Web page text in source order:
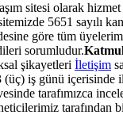
sitesi olarak
5651 sayılı
göre tüm
sorumludur.
şikayetleri İletişim
(üç) iş günü içerisinde
tarafımızca
tarafından